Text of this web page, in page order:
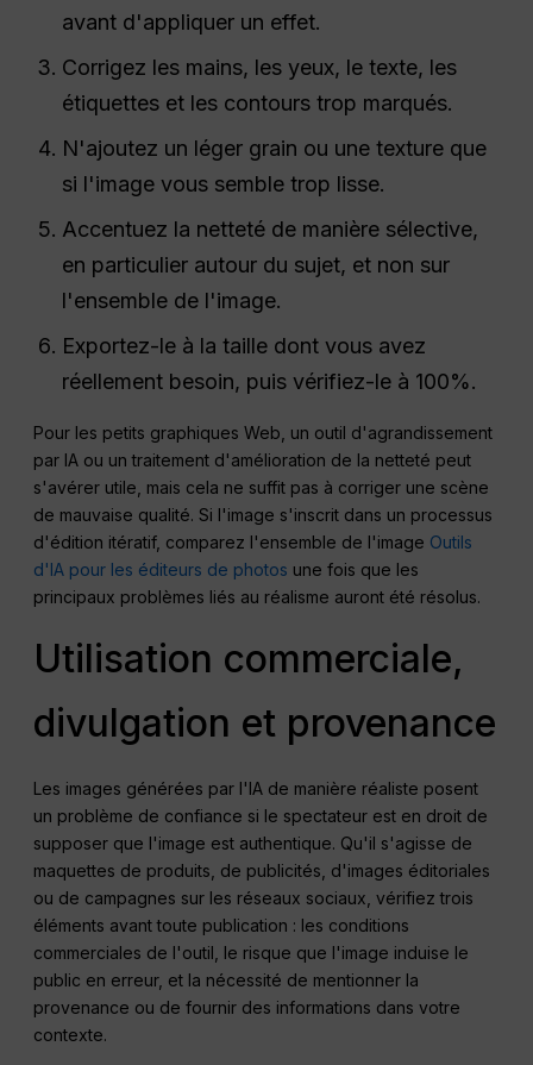
avant d'appliquer un effet.
Corrigez les mains, les yeux, le texte, les
étiquettes et les contours trop marqués.
N'ajoutez un léger grain ou une texture que
si l'image vous semble trop lisse.
Accentuez la netteté de manière sélective,
en particulier autour du sujet, et non sur
l'ensemble de l'image.
Exportez-le à la taille dont vous avez
réellement besoin, puis vérifiez-le à 100%.
Pour les petits graphiques Web, un outil d'agrandissement
par IA ou un traitement d'amélioration de la netteté peut
s'avérer utile, mais cela ne suffit pas à corriger une scène
de mauvaise qualité. Si l'image s'inscrit dans un processus
d'édition itératif, comparez l'ensemble de l'image Outils
d'IA pour les éditeurs de photos une fois que les
principaux problèmes liés au réalisme auront été résolus.
Utilisation commerciale,
divulgation et provenance
Les images générées par l'IA de manière réaliste posent
un problème de confiance si le spectateur est en droit de
supposer que l'image est authentique. Qu'il s'agisse de
maquettes de produits, de publicités, d'images éditoriales
ou de campagnes sur les réseaux sociaux, vérifiez trois
éléments avant toute publication : les conditions
commerciales de l'outil, le risque que l'image induise le
public en erreur, et la nécessité de mentionner la
provenance ou de fournir des informations dans votre
contexte.